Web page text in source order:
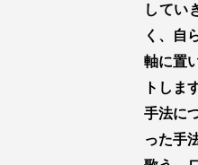
してい
く、自
軸に置
トしま
手法に
った手